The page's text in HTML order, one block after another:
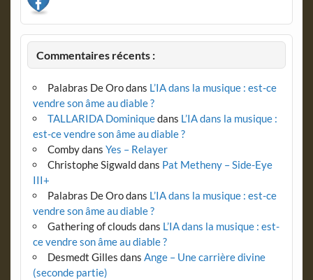
Commentaires récents :
Palabras De Orodans L’IA dans la musique : est-ce
vendre son âme au diable ?
TALLARIDA Dominiquedans L’IA dans la musique :
est-ce vendre son âme au diable ?
Combydans Yes – Relayer
Christophe Sigwalddans Pat Metheny – Side-Eye
III+
Palabras De Orodans L’IA dans la musique : est-ce
vendre son âme au diable ?
Gathering of clouds dans L’IA dans la musique : est-
ce vendre son âme au diable ?
Desmedt Gilles dans Ange – Une carrière divine
(seconde partie)